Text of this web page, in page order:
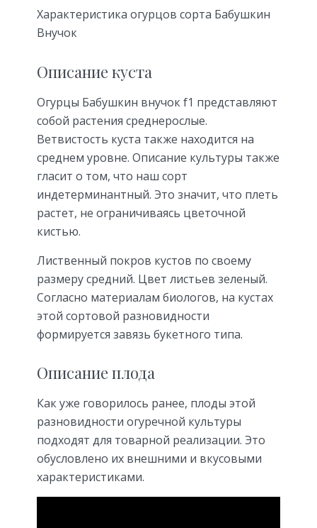
Характеристика огурцов сорта Бабушкин
Внучок
Описание куста
Огурцы Бабушкин внучок f1 представляют
собой растения среднерослые.
Ветвистость куста также находится на
среднем уровне. Описание культуры также
гласит о том, что наш сорт
индетерминантный. Это значит, что плеть
растет, не ограничиваясь цветочной
кистью.
Лиственный покров кустов по своему
размеру средний. Цвет листьев зеленый.
Согласно материалам биологов, на кустах
этой сортовой разновидности
формируется завязь букетного типа.
Описание плода
Как уже говорилось ранее, плоды этой
разновидности огуречной культуры
подходят для товарной реализации. Это
обусловлено их внешними и вкусовыми
характеристиками.